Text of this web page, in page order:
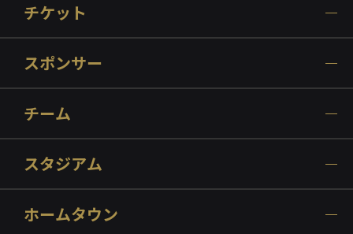
チケット
スポンサー
チーム
スタジアム
ホームタウン